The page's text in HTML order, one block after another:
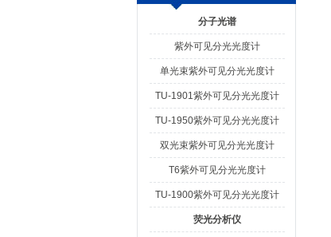
分子光谱
紫外可见分光光度计
单光束紫外可见分光光度计
TU-1901紫外可见分光光度计
TU-1950紫外可见分光光度计
双光束紫外可见分光光度计
T6紫外可见分光光度计
TU-1900紫外可见分光光度计
荧光分析仪